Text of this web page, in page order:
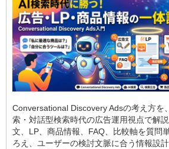
Conversational Discovery Adsの考え方を
索・対話型検索時代の広告運用視点で解
文、LP、商品情報、FAQ、比較軸を質問
ろえ、ユーザーの検討文脈に合う情報設